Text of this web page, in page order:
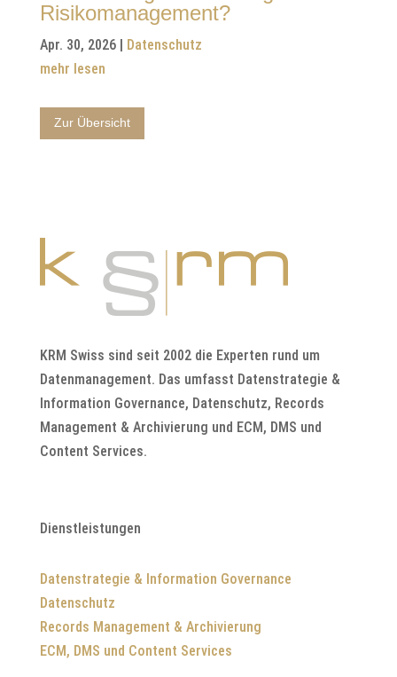
Risikomanagement?
Apr. 30, 2026|
Datenschutz
mehr lesen
Zur Übersicht
KRM Swiss sind seit 2002 die Experten rund um
Datenmanagement. Das umfasst Datenstrategie &
Information Governance, Datenschutz, Records
Management & Archivierung und ECM, DMS und
Content Services.
Dienstleistungen
Datenstrategie & Information Governance
Datenschutz
Records Management & Archivierung
ECM, DMS und Content Services